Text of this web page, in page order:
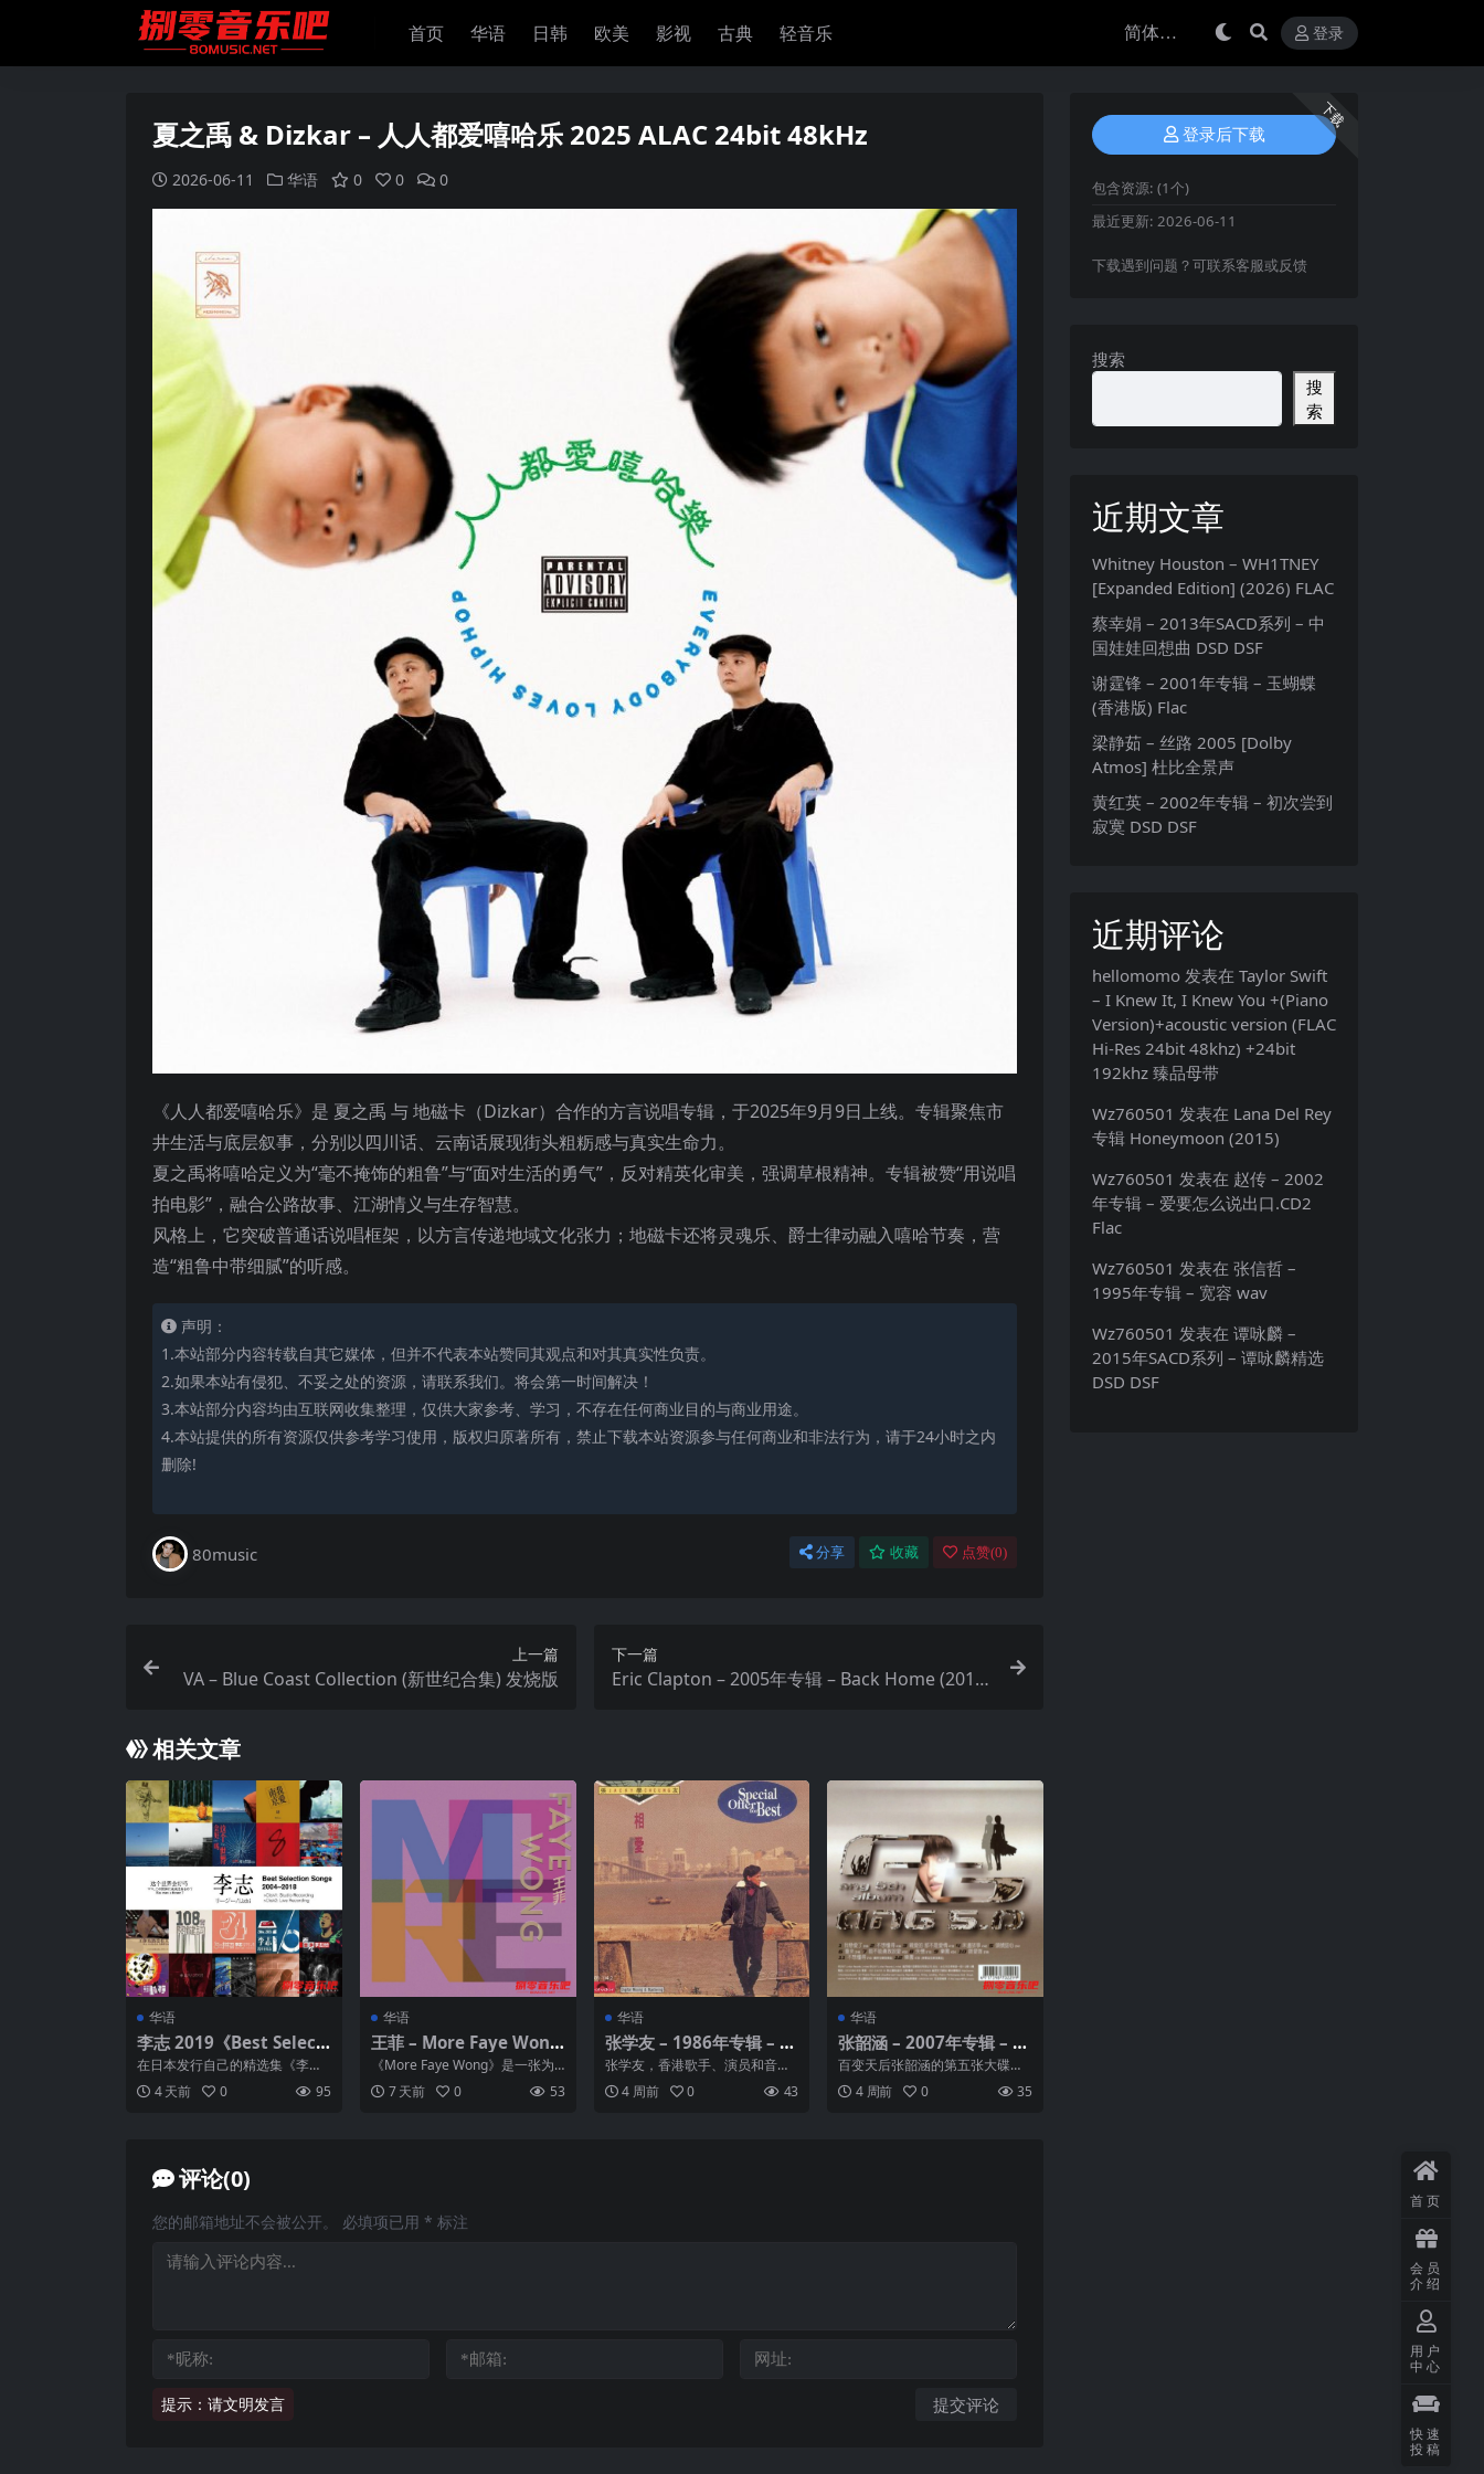
首页 华语 日韩 欧美 影视 古典 轻音乐 登录
夏之禹 & Dizkar – 人人都爱嘻哈乐 2025 ALAC 24bit 48kHz
2026-06-11 华语 0 0 0
《人人都爱嘻哈乐》是 夏之禹 与 地磁卡（Dizkar）合作的方言说唱专辑，于2025年9月9日上线。专辑聚焦市
井生活与底层叙事，分别以四川话、云南话展现街头粗粝感与真实生命力。
夏之禹将嘻哈定义为“毫不掩饰的粗鲁”与“面对生活的勇气”，反对精英化审美，强调草根精神。专辑被赞“用说唱
拍电影”，融合公路故事、江湖情义与生存智慧。
风格上，它突破普通话说唱框架，以方言传递地域文化张力；地磁卡还将灵魂乐、爵士律动融入嘻哈节奏，营
造“粗鲁中带细腻”的听感。
声明：
1.本站部分内容转载自其它媒体，但并不代表本站赞同其观点和对其真实性负责。
2.如果本站有侵犯、不妥之处的资源，请联系我们。将会第一时间解决！
3.本站部分内容均由互联网收集整理，仅供大家参考、学习，不存在任何商业目的与商业用途。
4.本站提供的所有资源仅供参考学习使用，版权归原著所有，禁止下载本站资源参与任何商业和非法行为，请于24小时之内
删除!
80music 分享 收藏 点赞(0)
上一篇
VA – Blue Coast Collection (新世纪合集) 发烧版
下一篇
Eric Clapton – 2005年专辑 – Back Home (2011,
相关文章
华语
李志 2019《Best Selecti
on Songs 2004-2018 Vo
l.1》WAV 分轨
在日本发行自己的精选集《李志
Best Selection Songs 2004...
4 天前 0 95
华语
王菲 – More Faye Wong
ALAC
《More Faye Wong》是一张为
乐迷精心搜罗的遗珠合辑。它集
结了多首未收...
7 天前 0 53
华语
张学友 – 1986年专辑 – 相
爱 Flac
张学友，香港歌手、演员和音乐
人，在华人社会有「歌神」称
号。随着1992年被香港媒...
4 周前 0 43
华语
张韶涵 – 2007年专辑 – A
NG 5.0 – Flac
百变天后张韶涵的第五张大碟
『Ang 5.0』以全新女神面貌发
行，她决定把留了五年...
4 周前 0 35
评论(0)
提示：请文明发言
您的邮箱地址不会被公开。 必填项已用 * 标注
下载
登录后下载
包含资源: (1个)
最近更新: 2026-06-11
下载遇到问题？可联系客服或反馈
搜索
搜
索
近期文章
Whitney Houston – WH1TNEY
[Expanded Edition] (2026) FLAC
蔡幸娟 – 2013年SACD系列 – 中
国娃娃回想曲 DSD DSF
谢霆锋 – 2001年专辑 – 玉蝴蝶
(香港版) Flac
梁静茹 – 丝路 2005 [Dolby
Atmos] 杜比全景声
黄红英 – 2002年专辑 – 初次尝到
寂寞 DSD DSF
近期评论
hellomomo 发表在 Taylor Swift
– I Knew It, I Knew You +(Piano
Version)+acoustic version (FLAC
Hi-Res 24bit 48khz) +24bit
192khz 臻品母带
Wz760501 发表在 Lana Del Rey
专辑 Honeymoon (2015)
Wz760501 发表在 赵传 – 2002
年专辑 – 爱要怎么说出口.CD2
Flac
Wz760501 发表在 张信哲 –
1995年专辑 – 宽容 wav
Wz760501 发表在 谭咏麟 –
2015年SACD系列 – 谭咏麟精选
DSD DSF
首页
会员
介绍
用户
中心
快速
投稿